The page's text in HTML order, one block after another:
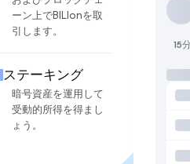
ーン上でBILIonを取
引します。
ステーキング
暗号資産を運用して
受動的所得を得まし
ょう。
15